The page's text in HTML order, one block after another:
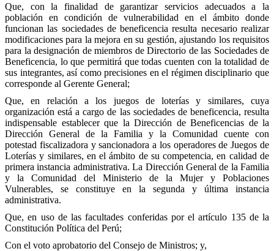
Que, con la finalidad de garantizar servicios adecuados a la
población en condición de vulnerabilidad en el ámbito donde
funcionan las sociedades de beneficencia resulta necesario realizar
modificaciones para la mejora en su gestión, ajustando los requisitos
para la designación de miembros de Directorio de las Sociedades de
Beneficencia, lo que permitirá que todas cuenten con la totalidad de
sus integrantes, así como precisiones en el régimen disciplinario que
corresponde al Gerente General;
Que, en relación a los juegos de loterías y similares, cuya
organización está a cargo de las sociedades de beneficencia, resulta
indispensable establecer que la Dirección de Beneficencias de la
Dirección General de la Familia y la Comunidad cuente con
potestad fiscalizadora y sancionadora a los operadores de Juegos de
Loterías y similares, en el ámbito de su competencia, en calidad de
primera instancia administrativa. La Dirección General de la Familia
y la Comunidad del Ministerio de la Mujer y Poblaciones
Vulnerables, se constituye en la segunda y última instancia
administrativa.
Que, en uso de las facultades conferidas por el artículo 135 de la
Constitución Política del Perú;
Con el voto aprobatorio del Consejo de Ministros; y,